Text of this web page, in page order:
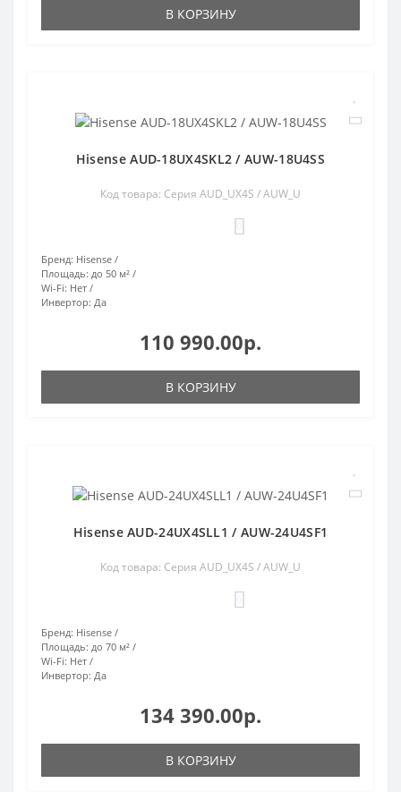
В КОРЗИНУ
Hisense AUD-18UX4SKL2 / AUW-18U4SS
Код товара: Серия AUD_UX4S / AUW_U
Бренд: Hisense
Площадь: до 50 м²
Wi-Fi: Нет
Инвертор: Да
110 990.00р.
В КОРЗИНУ
Hisense AUD-24UX4SLL1 / AUW-24U4SF1
Код товара: Серия AUD_UX4S / AUW_U
Бренд: Hisense
Площадь: до 70 м²
Wi-Fi: Нет
Инвертор: Да
134 390.00р.
В КОРЗИНУ